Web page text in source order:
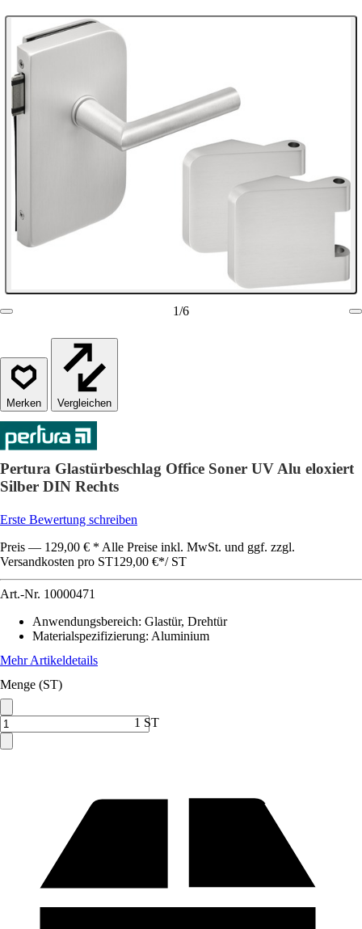
1/6
Vergleichen
Pertura Glastürbeschlag Office Soner UV Alu eloxiert
Silber DIN Rechts
Erste Bewertung schreiben
Preis — 129,00 € * Alle Preise inkl. MwSt. und ggf. zzgl.
Versandkosten pro ST129,00 €*/ ST
Art.-Nr. 10000471
Anwendungsbereich: Glastür, Drehtür
Materialspezifizierung: Aluminium
Mehr Artikeldetails
Menge (ST)
1 ST